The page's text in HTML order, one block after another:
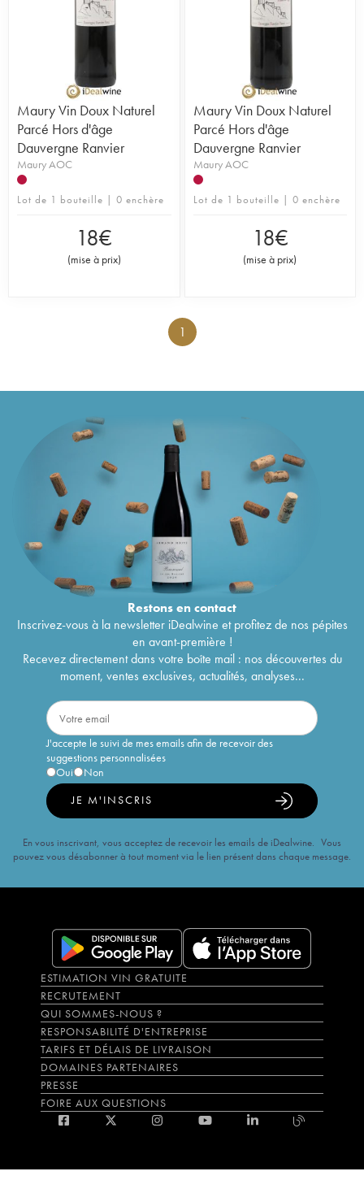
Maury Vin Doux Naturel
Parcé Hors d'âge
Dauvergne Ranvier
Maury AOC
Lot de 1 bouteille | 0 enchère
18€
(mise à prix)
Maury Vin Doux Naturel
Parcé Hors d'âge
Dauvergne Ranvier
Maury AOC
Lot de 1 bouteille | 0 enchère
18€
(mise à prix)
1
Restons encontact
Inscrivez-vous à la newsletter iDealwine et profitez de nos pépites
en avant-première !
Recevez directement dans votre boîte mail : nos découvertes du
moment, ventes exclusives, actualités, analyses...
J'accepte le suivi de mes emails afin de recevoir des
suggestions personnalisées
Oui
Non
JE M'INSCRIS
En vous inscrivant, vous acceptez de recevoir les emails de iDealwine. Vous
pouvez vous désabonner à tout moment via le lien présent dans chaque message.
ESTIMATION VIN GRATUITE
RECRUTEMENT
QUI SOMMES-NOUS ?
RESPONSABILITÉ D'ENTREPRISE
TARIFS ET DÉLAIS DE LIVRAISON
DOMAINES PARTENAIRES
PRESSE
FOIRE AUX QUESTIONS